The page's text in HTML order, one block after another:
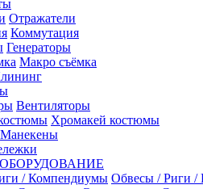
Отражатели
Коммутация
Генераторы
Макро съёмка
Вентиляторы
Хромакей костюмы
Манекены
Обвесы / Риги